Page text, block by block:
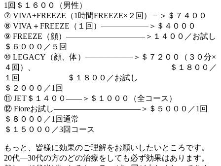
1回＄１６００（男性）
⑦ VIVA+FREEZE（1時間FREEZE×２回）－＞＄７４００
⑧ VIVA＋FREEZE（１回）――――――＞＄４０００
⑨ FREEZE（顔）――――――――――＞１４００／お試し
＄６０００／５回
⑩ LEGACY（顔、体）――――――＞＄７２００（３０分×
４回）、 ＄１８００／
１回 ＄１８００／お試し
＄２０００／1回
⑪ JET＄１４００――＞＄１０００（全コース）
⑫ Fioreお試し―――――――――――＞＄５０００／1回
＄８０００／1回通常
＄１５０００／3回コース
もっと、皆様に効果のご理解をお願いしたいところです。
20代―30代の方のどの治療をしても必ず効果はあります。